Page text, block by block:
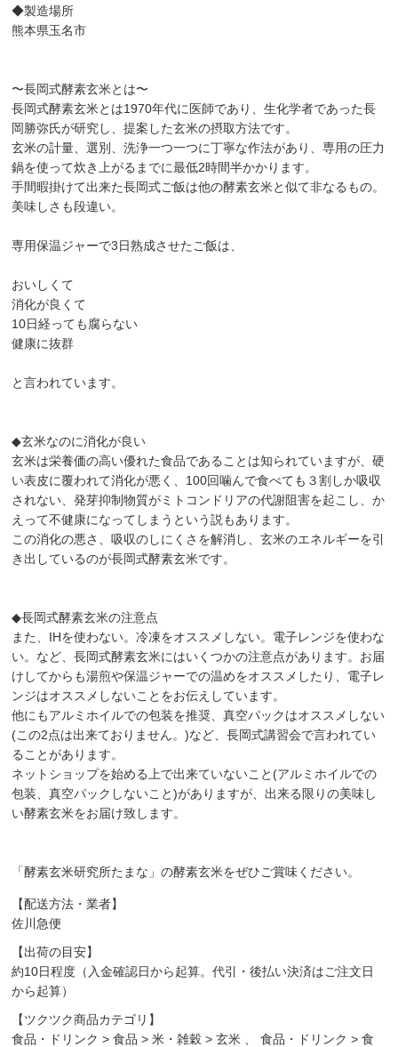
◆製造場所
熊本県玉名市
〜長岡式酵素玄米とは〜
長岡式酵素玄米とは1970年代に医師であり、生化学者であった長
岡勝弥氏が研究し、提案した玄米の摂取方法です。
玄米の計量、選別、洗浄一つ一つに丁寧な作法があり、専用の圧力
鍋を使って炊き上がるまでに最低2時間半かかります。
手間暇掛けて出来た長岡式ご飯は他の酵素玄米と似て非なるもの。
美味しさも段違い。
専用保温ジャーで3日熟成させたご飯は、
おいしくて
消化が良くて
10日経っても腐らない
健康に抜群
と言われています。
◆玄米なのに消化が良い
玄米は栄養価の高い優れた食品であることは知られていますが、硬
い表皮に覆われて消化が悪く、100回噛んで食べても３割しか吸収
されない、発芽抑制物質がミトコンドリアの代謝阻害を起こし、か
えって不健康になってしまうという説もあります。
この消化の悪さ、吸収のしにくさを解消し、玄米のエネルギーを引
き出しているのが長岡式酵素玄米です。
◆長岡式酵素玄米の注意点
また、IHを使わない。冷凍をオススメしない。電子レンジを使わな
い。など、長岡式酵素玄米にはいくつかの注意点があります。お届
けしてからも湯煎や保温ジャーでの温めをオススメしたり、電子レ
ンジはオススメしないことをお伝えしています。
他にもアルミホイルでの包装を推奨、真空パックはオススメしない
(この2点は出来ておりません。)など、長岡式講習会で言われてい
ることがあります。
ネットショップを始める上で出来ていないこと(アルミホイルでの
包装、真空パックしないこと)がありますが、出来る限りの美味し
い酵素玄米をお届け致します。
「酵素玄米研究所たまな」の酵素玄米をぜひご賞味ください。
【配送方法・業者】
佐川急便
【出荷の目安】
約10日程度（入金確認日から起算。代引・後払い決済はご注文日
から起算）
【ツクツク商品カテゴリ】
食品・ドリンク >食品 >米・雑穀 >玄米 、食品・ドリンク >食